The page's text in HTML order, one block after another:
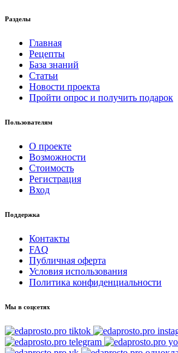
Разделы
Главная
Рецепты
База знаний
Статьи
Новости проекта
Пройти опрос и получить подарок
Пользователям
О проекте
Возможности
Стоимость
Регистрация
Вход
Поддержка
Контакты
FAQ
Публичная оферта
Условия использования
Политика конфиденциальности
Мы в соцсетях